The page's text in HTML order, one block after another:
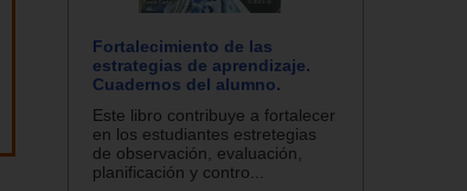
Fortalecimiento de las
estrategias de aprendizaje.
Cuadernos del alumno.
Este libro contribuye a fortalecer
en los estudiantes estretegias
de observación, evaluación,
planificación y contro...